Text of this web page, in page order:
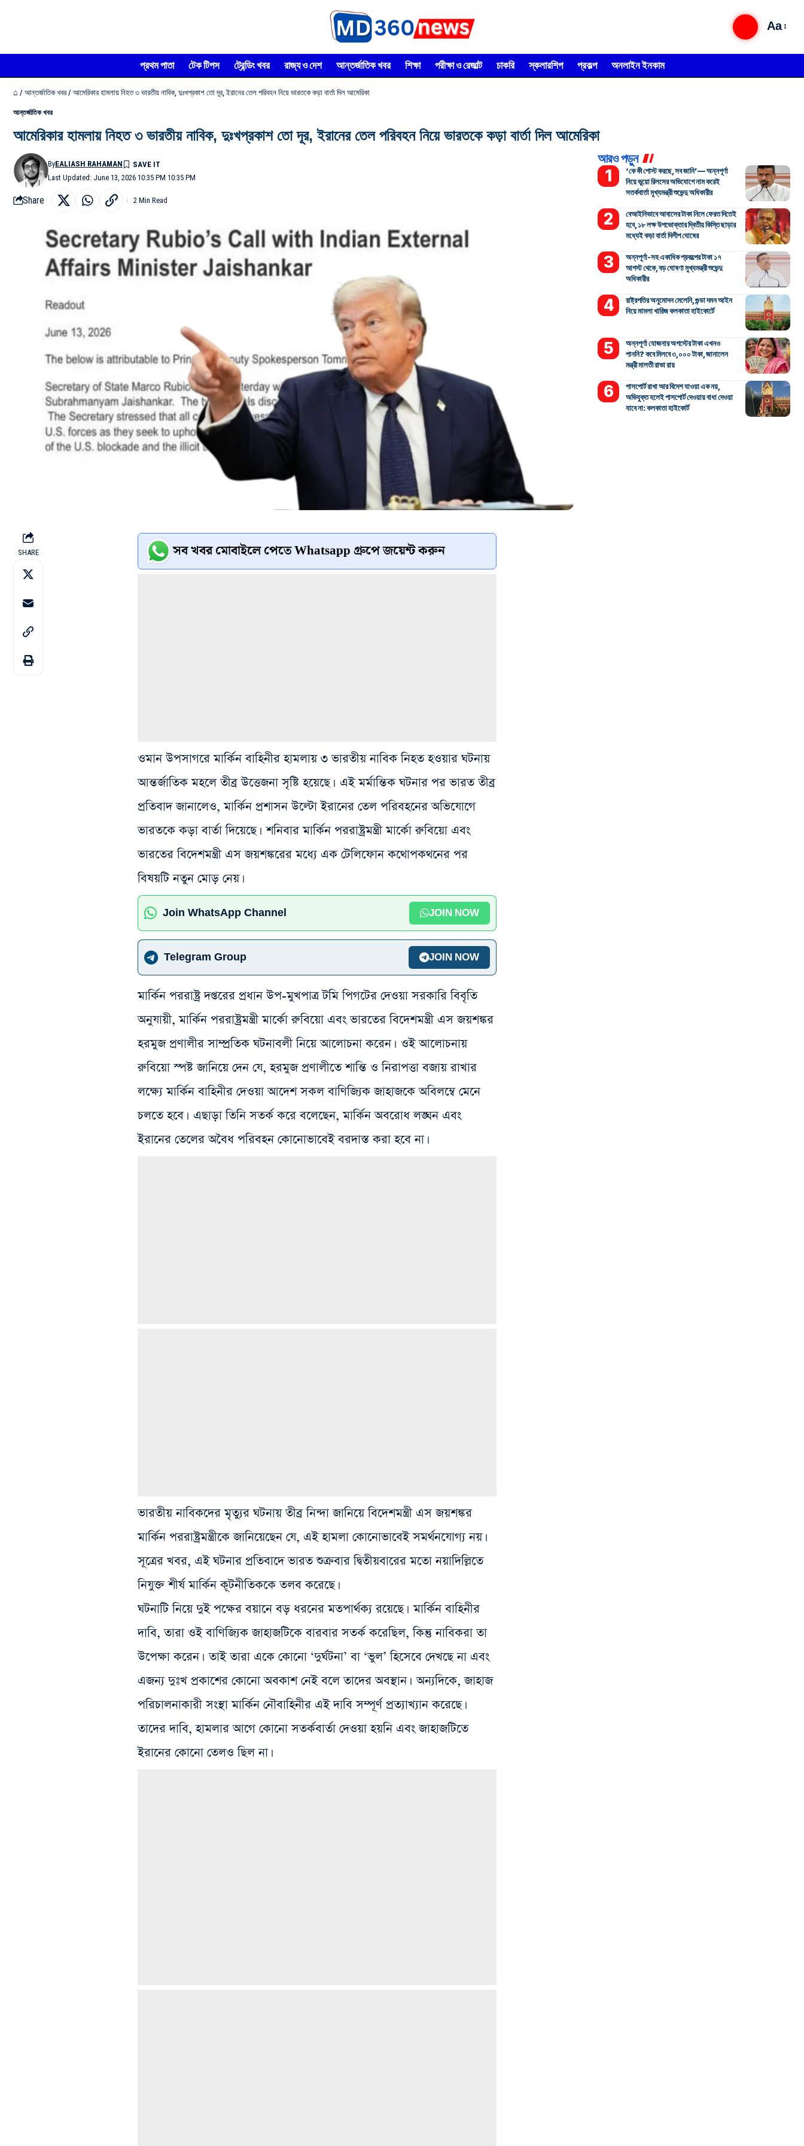
Aa
প্রথম পাতা টেক টিপস ট্রেন্ডিং খবর রাজ্য ও দেশ আন্তর্জাতিক খবর শিক্ষা পরীক্ষা ও রেজাল্ট চাকরি স্কলারশিপ প্রকল্প অনলাইন ইনকাম
⌂ / আন্তর্জাতিক খবর / আমেরিকার হামলায় নিহত ৩ ভারতীয় নাবিক, দুঃখপ্রকাশ তো দূর, ইরানের তেল পরিবহন নিয়ে ভারতকে কড়া বার্তা দিল আমেরিকা
আন্তর্জাতিক খবর
আমেরিকার হামলায় নিহত ৩ ভারতীয় নাবিক, দুঃখপ্রকাশ তো দূর, ইরানের তেল পরিবহন নিয়ে ভারতকে কড়া বার্তা দিল আমেরিকা
Last Updated: June 13, 2026 10:35 PM 10:35 PM
ByEALIASH RAHAMAN
Share 2 Min Read
SHARE সব খবর মোবাইলে পেতে Whatsapp গ্রুপে জয়েন্ট করুন
ওমান উপসাগরে মার্কিন বাহিনীর হামলায় ৩ ভারতীয় নাবিক নিহত হওয়ার ঘটনায়
আন্তর্জাতিক মহলে তীব্র উত্তেজনা সৃষ্টি হয়েছে। এই মর্মান্তিক ঘটনার পর ভারত তীব্র
প্রতিবাদ জানালেও, মার্কিন প্রশাসন উল্টো ইরানের তেল পরিবহনের অভিযোগে
ভারতকে কড়া বার্তা দিয়েছে। শনিবার মার্কিন পররাষ্ট্রমন্ত্রী মার্কো রুবিয়ো এবং
ভারতের বিদেশমন্ত্রী এস জয়শঙ্করের মধ্যে এক টেলিফোন কথোপকথনের পর
বিষয়টি নতুন মোড় নেয়।
Join WhatsApp Channel JOIN NOW
Telegram Group JOIN NOW
মার্কিন পররাষ্ট্র দপ্তরের প্রধান উপ-মুখপাত্র টমি পিগটের দেওয়া সরকারি বিবৃতি
অনুযায়ী, মার্কিন পররাষ্ট্রমন্ত্রী মার্কো রুবিয়ো এবং ভারতের বিদেশমন্ত্রী এস জয়শঙ্কর
হরমুজ প্রণালীর সাম্প্রতিক ঘটনাবলী নিয়ে আলোচনা করেন। ওই আলোচনায়
রুবিয়ো স্পষ্ট জানিয়ে দেন যে, হরমুজ প্রণালীতে শান্তি ও নিরাপত্তা বজায় রাখার
লক্ষ্যে মার্কিন বাহিনীর দেওয়া আদেশ সকল বাণিজ্যিক জাহাজকে অবিলম্বে মেনে
চলতে হবে। এছাড়া তিনি সতর্ক করে বলেছেন, মার্কিন অবরোধ লঙ্ঘন এবং
ইরানের তেলের অবৈধ পরিবহন কোনোভাবেই বরদাস্ত করা হবে না।
ভারতীয় নাবিকদের মৃত্যুর ঘটনায় তীব্র নিন্দা জানিয়ে বিদেশমন্ত্রী এস জয়শঙ্কর
মার্কিন পররাষ্ট্রমন্ত্রীকে জানিয়েছেন যে, এই হামলা কোনোভাবেই সমর্থনযোগ্য নয়।
সূত্রের খবর, এই ঘটনার প্রতিবাদে ভারত শুক্রবার দ্বিতীয়বারের মতো নয়াদিল্লিতে
নিযুক্ত শীর্ষ মার্কিন কূটনীতিককে তলব করেছে।
ঘটনাটি নিয়ে দুই পক্ষের বয়ানে বড় ধরনের মতপার্থক্য রয়েছে। মার্কিন বাহিনীর
দাবি, তারা ওই বাণিজ্যিক জাহাজটিকে বারবার সতর্ক করেছিল, কিন্তু নাবিকরা তা
উপেক্ষা করেন। তাই তারা একে কোনো ‘দুর্ঘটনা’ বা ‘ভুল’ হিসেবে দেখছে না এবং
এজন্য দুঃখ প্রকাশের কোনো অবকাশ নেই বলে তাদের অবস্থান। অন্যদিকে, জাহাজ
পরিচালনাকারী সংস্থা মার্কিন নৌবাহিনীর এই দাবি সম্পূর্ণ প্রত্যাখ্যান করেছে।
তাদের দাবি, হামলার আগে কোনো সতর্কবার্তা দেওয়া হয়নি এবং জাহাজটিতে
ইরানের কোনো তেলও ছিল না।
আরও পড়ুন
‘কে কী পোস্ট করছে, সব জানি’— অন্নপূর্ণা
নিয়ে ভুয়ো রিলসের অভিযোগে নাম করেই
সতর্কবার্তা মুখ্যমন্ত্রী শুভেন্দু অধিকারীর
বেআইনিভাবে আবাসের টাকা নিলে ফেরত দিতেই
হবে, ১৮ লক্ষ উপভোক্তার দ্বিতীয় কিস্তি ছাড়ার
মধ্যেই কড়া বার্তা দিলীপ ঘোষের
অন্নপূর্ণা-সহ একাধিক প্রকল্পের টাকা ১৭
আগস্ট থেকে, বড় ঘোষণা মুখ্যমন্ত্রী শুভেন্দু
অধিকারীর
রাষ্ট্রপতির অনুমোদন মেলেনি, গুন্ডা দমন আইন
নিয়ে মামলা খারিজ কলকাতা হাইকোর্টে
অন্নপূর্ণা যোজনার অগস্টের টাকা এখনও
পাননি? কবে মিলবে ৩,০০০ টাকা, জানালেন
মন্ত্রী মালতী রাভা রায়
পাসপোর্ট রাখা আর বিদেশ যাওয়া এক নয়,
অভিযুক্ত হলেই পাসপোর্ট দেওয়ায় বাধা দেওয়া
যাবে না: কলকাতা হাইকোর্ট